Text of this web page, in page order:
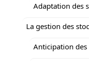
Adaptation des
La gestion des
Anticipation